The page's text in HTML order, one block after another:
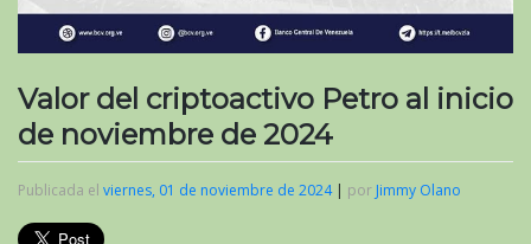
Valor del criptoactivo Petro al inicio
de noviembre de 2024
Publicada el viernes, 01 de noviembre de 2024| por Jimmy Olano